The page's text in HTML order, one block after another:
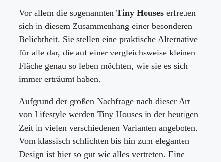
Vor allem die sogenannten Tiny Houses erfreuen
sich in diesem Zusammenhang einer besonderen
Beliebtheit. Sie stellen eine praktische Alternative
für alle dar, die auf einer vergleichsweise kleinen
Fläche genau so leben möchten, wie sie es sich
immer erträumt haben.
Aufgrund der großen Nachfrage nach dieser Art
von Lifestyle werden Tiny Houses in der heutigen
Zeit in vielen verschiedenen Varianten angeboten.
Vom klassisch schlichten bis hin zum eleganten
Design ist hier so gut wie alles vertreten. Eine